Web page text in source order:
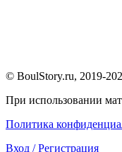
© BoulStory.ru, 2019-
При использовании
Политика
Вход / Регистрация